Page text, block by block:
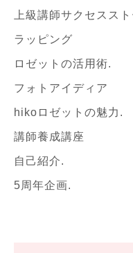
上級講師サクセスス
ラッピング
ロゼットの活用術.
フォトアイディア
hikoロゼットの魅力.
講師養成講座
自己紹介.
5周年企画.